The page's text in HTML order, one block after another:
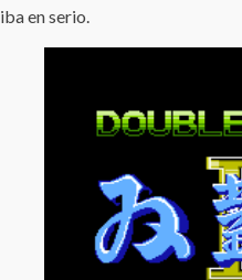
iba en serio.